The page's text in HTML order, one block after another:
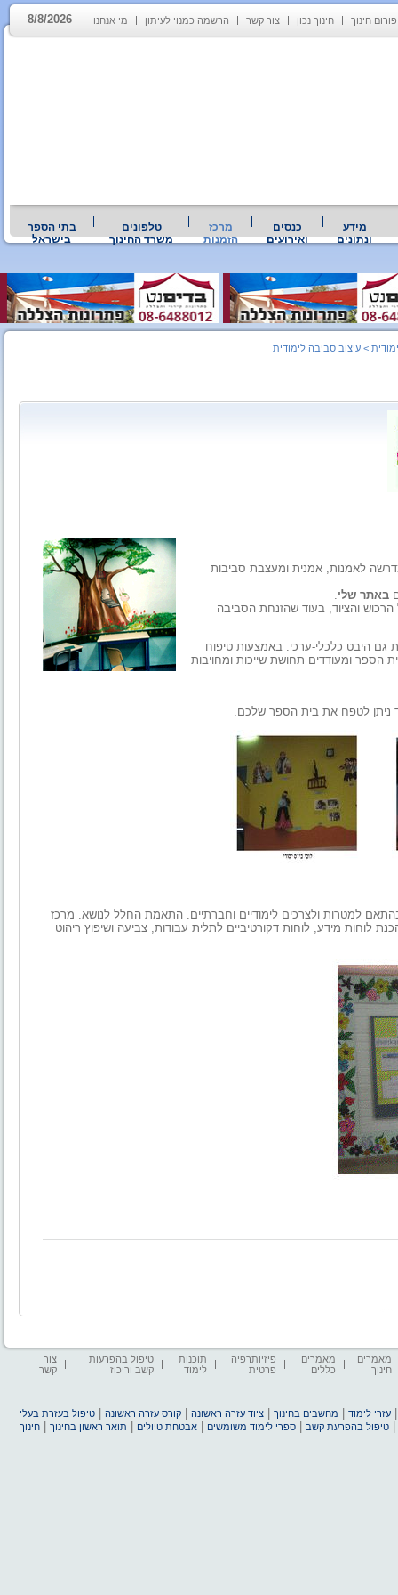
פורום חינוך חינוך נכון צור קשר הרשמה כמנוי לעיתון מי אנחנו 8/8/2026
מידע
ונתונים
כנסים
ואירועים
מרכז
הזמנות
טלפונים
משרד החינוך
בתי הספר
בישראל
> עיצוב סביבה לימודית
לאמנות, אמנית ומעצבת סביבות
באתר שלי.
והציוד, בעוד שהזנחת הסביבה
גם היבט כלכלי-ערכי. באמצעות טיפוח
הספר ומעודדים תחושת שייכות ומחויבות
ניתן לטפח את בית הספר שלכם.
למטרות ולצרכים לימודיים וחברתיים. התאמת החלל לנושא. מרכז
לוחות מידע, לוחות דקורטיביים לתלית עבודות, צביעה ושיפוץ ריהוט
מאמרים
חינוך
מאמרים
כללים
פיזיותרפיה
פרטית
תוכנות
לימוד
טיפול בהפרעות
קשב וריכוז
צור
קשר
עזרי לימוד מחשבים בחינוך |ציוד עזרה ראשונה |קורס עזרה ראשונה |טיפול בעזרת בעלי
|טיפול בהפרעת קשב |ספרי לימוד משומשים |אבטחת טיולים תואר ראשון בחינוך |חינוך